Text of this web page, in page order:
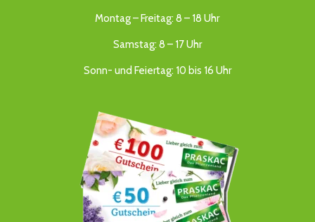
Montag – Freitag: 8 – 18 Uhr
Samstag: 8 – 17 Uhr
Sonn- und Feiertag: 10 bis 16 Uhr